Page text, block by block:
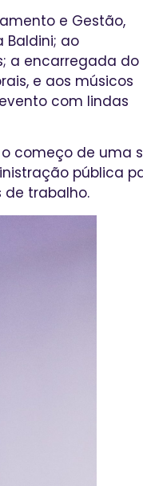
e Gestão,
Baldini; ao
a encarregada do
e aos músicos
com lindas
começo de uma
pública
de trabalho.